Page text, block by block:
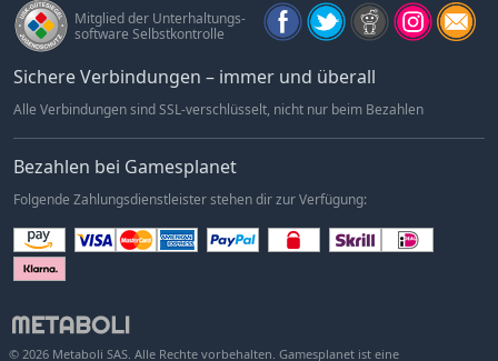
Discover & Document the Wildlife
Mitglied der Unterhaltungs-
software Selbstkontrolle
Sichere Verbindungen – immer und überall
Alle Verbindungen sind SSL-verschlüsselt, nicht nur beim Bezahlen
Bezahlen bei Gamesplanet
Folgende Zahlungsdienstleister stehen dir zur Verfügung:
© 2026 Metaboli SAS. Alle Rechte vorbehalten. Gamesplanet ist eine